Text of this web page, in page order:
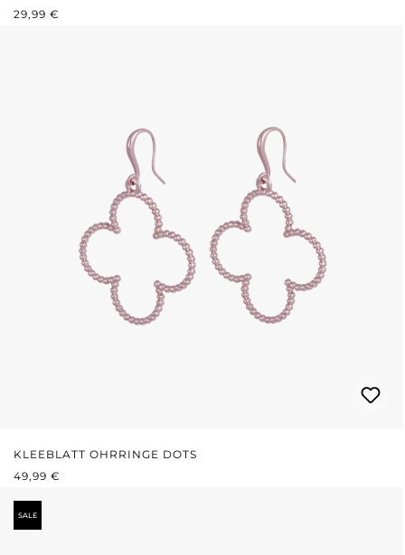
REGULÄRER PREIS:
29,99 €
KLEEBLATT OHRRINGE DOTS
REGULÄRER PREIS:
49,99 €
SALE